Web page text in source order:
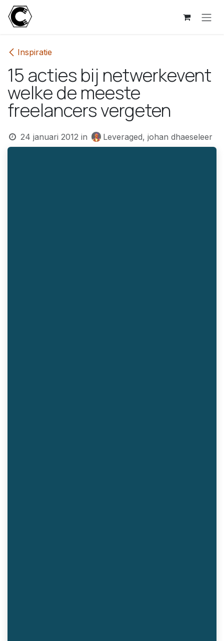
Overslaan naar inhoud
Inspiratie
15 acties bij netwerkevent
welke de meeste
freelancers vergeten
24 januari 2012 in Leveraged, johan dhaeseleer